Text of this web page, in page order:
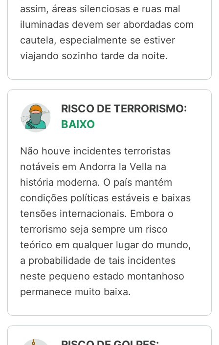
assim, áreas silenciosas e ruas mal
iluminadas devem ser abordadas com
cautela, especialmente se estiver
viajando sozinho tarde da noite.
RISCO DE TERRORISMO:
BAIXO
Não houve incidentes terroristas
notáveis em Andorra la Vella na
história moderna. O país mantém
condições políticas estáveis e baixas
tensões internacionais. Embora o
terrorismo seja sempre um risco
teórico em qualquer lugar do mundo,
a probabilidade de tais incidentes
neste pequeno estado montanhoso
permanece muito baixa.